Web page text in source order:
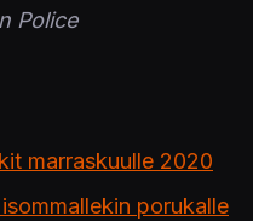
Police
marraskuulle 2020
porukalle